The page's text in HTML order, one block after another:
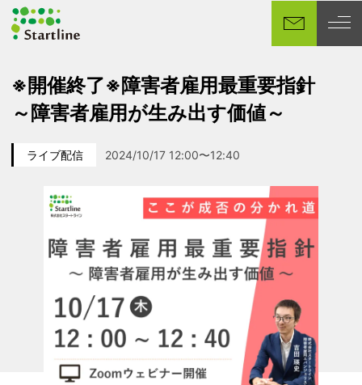
イ
へ
※開催終了※障害者雇用最重要指針
～障害者雇用が生み出す価値～
カテゴリー
ライブ配信
イベント日
2024/10/17 12:00〜12:40